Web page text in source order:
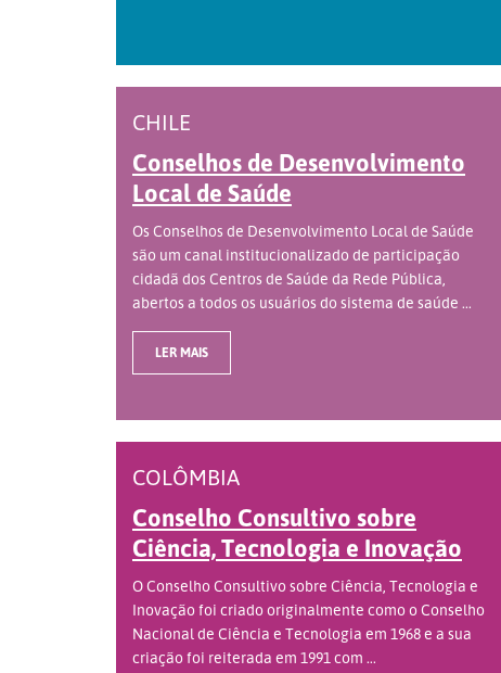
CHILE
Conselhos de Desenvolvimento
Local de Saúde
Os Conselhos de Desenvolvimento Local de Saúde
são um canal institucionalizado de participação
cidadã dos Centros de Saúde da Rede Pública,
abertos a todos os usuários do sistema de saúde ...
LER MAIS
COLÔMBIA
Conselho Consultivo sobre
Ciência, Tecnologia e Inovação
O Conselho Consultivo sobre Ciência, Tecnologia e
Inovação foi criado originalmente como o Conselho
Nacional de Ciência e Tecnologia em 1968 e a sua
criação foi reiterada em 1991 com ...